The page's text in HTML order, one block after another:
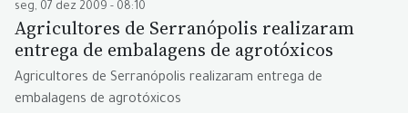
seg, 07 dez 2009 - 08:10
Agricultores de Serranópolis realizaram
entrega de embalagens de agrotóxicos
Agricultores de Serranópolis realizaram entrega de
embalagens de agrotóxicos